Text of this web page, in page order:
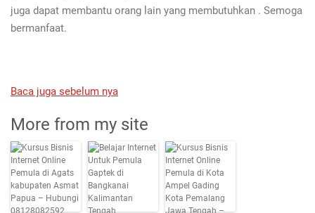
juga dapat membantu orang lain yang membutuhkan . Semoga
bermanfaat.
Baca juga sebelum nya
More from my site